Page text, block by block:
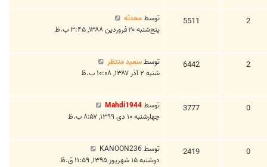
2
5511 توسطمحدثه
پنج‌شنبه ۲۰ فروردین ۱۳۸۸, ۳:۴۵ ب.ظ
2
6442 توسطسعید منتظر
شنبه ۲ آذر ۱۳۸۷, ۱۰:۰۸ ب.ظ
0
3777 توسطMahdi1944
چهارشنبه ۱۰ دی ۱۳۹۹, ۸:۵۷ ب.ظ
0
2419 توسط KANOON236
دوشنبه ۱۵ شهریور ۱۳۹۵, ۱۱:۵۹ ق.ظ